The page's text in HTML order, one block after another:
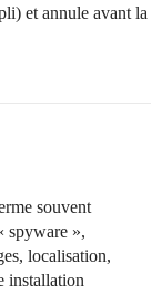
et annule avant la
souvent
spyware »,
localisation,
installation